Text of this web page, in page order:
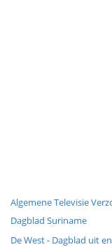
Algemene Televisie
Dagblad Suriname
De West - Dagblad uit